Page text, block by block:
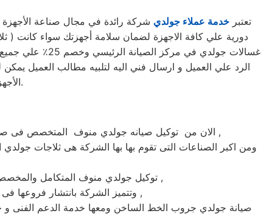
تعتبرخدمة عملاء جولدي شركة رائدة في مجال صناعة الأجهزة
غسالات جولدي
الرد علي العميل و ارسال فني اليه لتلبيه مطالب العميل
الأجهزة. حرصاً على جهاز العميل، يتم تسليمه بأفضل حالاته لإرضاء العميل العزيز.
الان من توكيل صيانه جولدي منوف المتخصص فى صيانة ثلاجات وغسالات فى منوف حيث تعتبر شركة جولدي بمنوف من اكبر الشركات فى منوف فى صيانة الاجهزة الكهربائيه ,
ومن اكبر الصناعات التى تقوم بها بها الشركة هى ثلاجات جولدي
توكيل جولدي منوف المتكامل ماركة جولدي على يد خبراء الصيانة المعتمدين للماركات العالمية ,
وتتميز الشركة بانتشار فروعها فى جميع انحاء الجمهوريه حيث يوجد أسرع فريق للوصول الى العملاء على مدار اليوم يصلك الفريق اينما كنت ,
صيانة جولدي جروب الخط الساخن ومعها خدمة الدعم الفنى